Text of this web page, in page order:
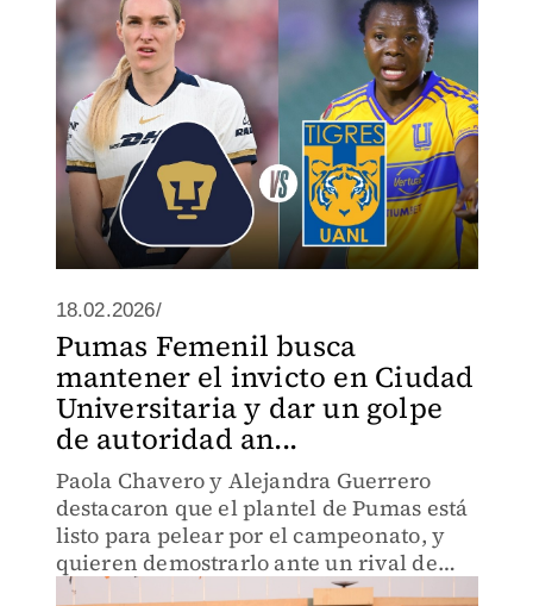
18.02.2026/
Pumas Femenil busca
mantener el invicto en Ciudad
Universitaria y dar un golpe
de autoridad an...
Paola Chavero y Alejandra Guerrero
destacaron que el plantel de Pumas está
listo para pelear por el campeonato, y
quieren demostrarlo ante un rival de
jerarquía